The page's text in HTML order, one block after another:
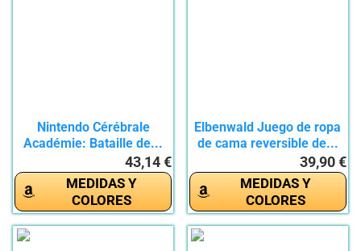
Nintendo Cérébrale
Académie: Bataille de...
43,14 €
MEDIDAS Y
COLORES
Elbenwald Juego de ropa
de cama reversible de...
39,90 €
MEDIDAS Y
COLORES